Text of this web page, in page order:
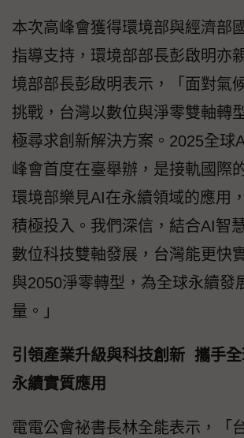
本次高峰會獲得環境部與經濟部
指導支持，環境部部長彭啟明亦
境部部長彭啟明表示，「面對氣
挑戰，台灣以數位與淨零雙軸轉
極尋求創新解決方案。2025全球
峰會首度在臺舉辦，是接軌國際
環境部樂見AI在永續領域的應用
積極投入。我們深信，結合AI智
數位科技雙軸發展，台灣能更快
與2050淨零轉型，為全球永續發
量。」
引領產業升級與科技創新 攜手
永續實質應用
電電公會祕書長林全能表示，「